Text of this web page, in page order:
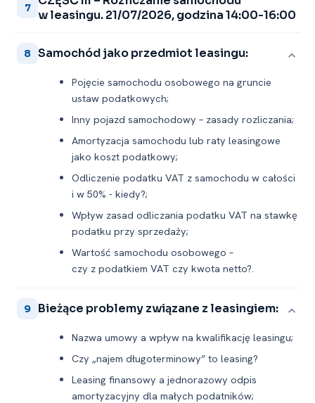
7 w leasingu. 21/07/2026, godzina 14:00-16:00
8 Samochód jako przedmiot leasingu:
Pojęcie samochodu osobowego na gruncie
ustaw podatkowych;
Inny pojazd samochodowy – zasady rozliczania;
Amortyzacja samochodu lub raty leasingowe
jako koszt podatkowy;
Odliczenie podatku VAT z samochodu w całości
i w 50% -⁠ kiedy?;
Wpływ zasad odliczania podatku VAT na stawkę
podatku przy sprzedaży;
Wartość samochodu osobowego –
czy z podatkiem VAT czy kwota netto?.
9 Bieżące problemy związane z leasingiem:
Nazwa umowy a wpływ na kwalifikację leasingu;
Czy „najem długoterminowy” to leasing?
Leasing finansowy a jednorazowy odpis
amortyzacyjny dla małych podatników;